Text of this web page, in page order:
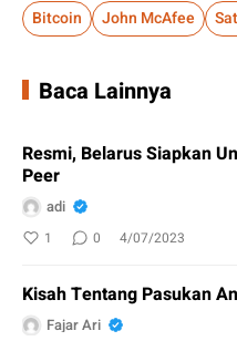
Bitcoin John McAfee
Baca Lainnya
Resmi, Belarus Siapkan
Peer
adi
1 0 4/07/2023
Kisah Tentang Pasukan
Fajar Ari